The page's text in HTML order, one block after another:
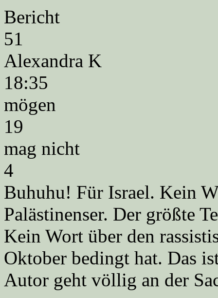
Bericht
51
Alexandra K
18:35
mögen
19
mag nicht
4
Buhuhu! Für Israel. Kein
Palästinenser. Der größte
Kein Wort über den
Oktober bedingt hat. Das
Autor geht völlig an der